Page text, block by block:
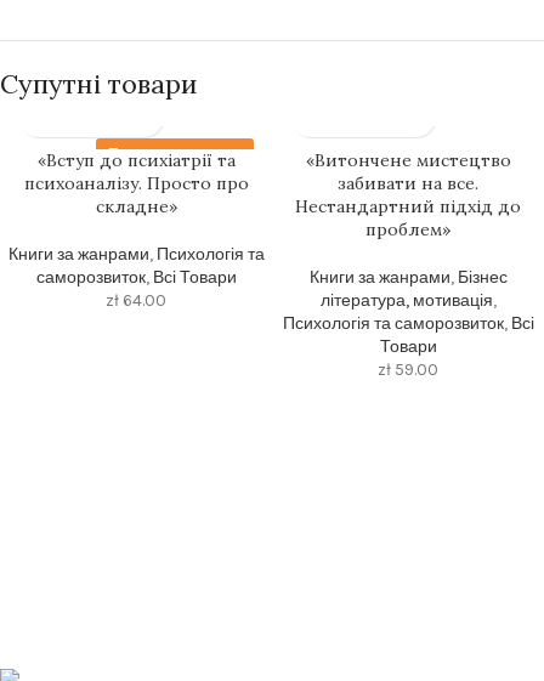
Супутні товари
Передзамовлення
«Вступ до психіатрії та
психоаналізу. Просто про
складне»
Книги за жанрами, Психологія та
саморозвиток, Всі Товари
zł 64.00
«Витончене мистецтво
забивати на все.
Нестандартний підхід до
проблем»
Книги за жанрами, Бізнес
література, мотивація,
Психологія та саморозвиток, Всі
Товари
zł 59.00